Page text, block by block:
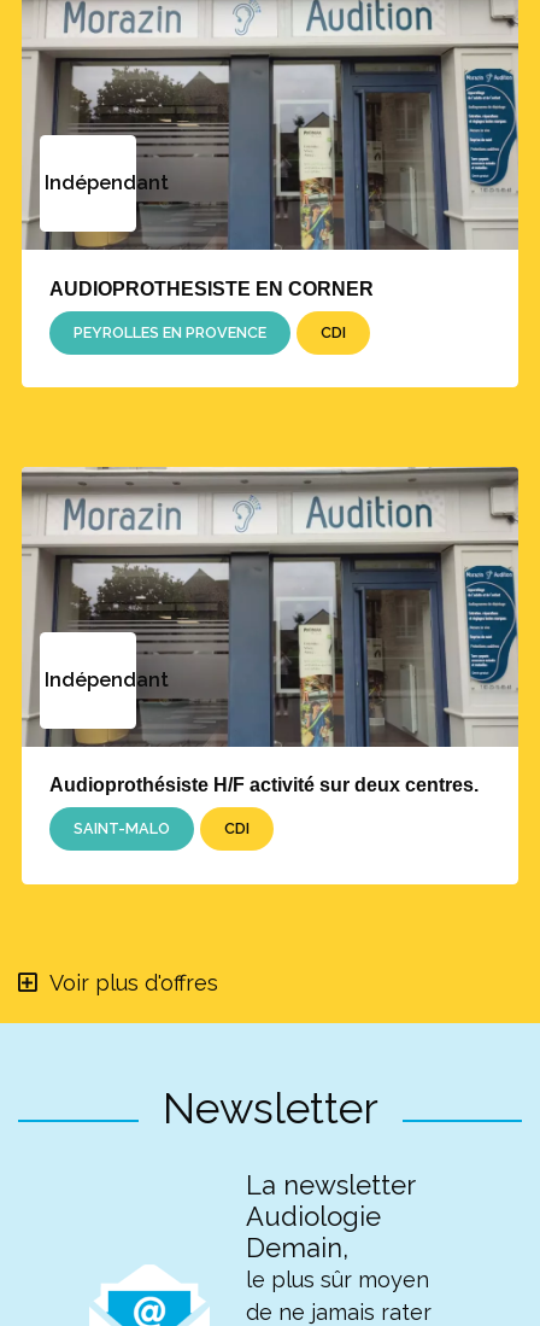
Indépendant
AUDIOPROTHESISTE EN CORNER
PEYROLLES EN PROVENCE CDI
Indépendant
Audioprothésiste H/F activité sur deux centres.
SAINT-MALO CDI
Voir plus d'offres
Newsletter
La newsletter
Audiologie
Demain,
le plus sûr moyen
de ne jamais rater